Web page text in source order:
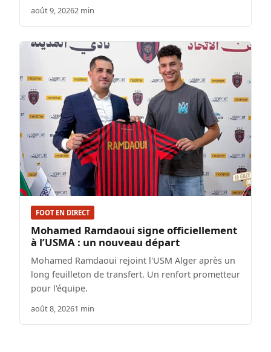
août 9, 20262 min
FOOT EN DIRECT
Mohamed Ramdaoui signe officiellement
à l’USMA : un nouveau départ
Mohamed Ramdaoui rejoint l'USM Alger après un
long feuilleton de transfert. Un renfort prometteur
pour l'équipe.
août 8, 20261 min